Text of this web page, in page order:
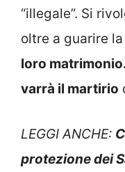
“illegale”. Si
oltre a guarire
loro
varrà il martirio
LEGGI ANCHE:
protezione dei